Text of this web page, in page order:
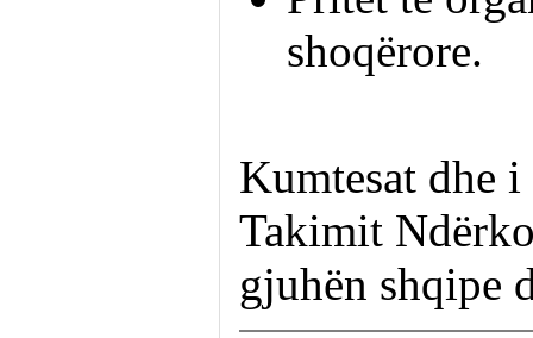
shoqërore.
Kumtesat dhe
Takimit
gjuhën shqipe